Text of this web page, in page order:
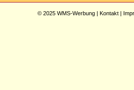
© 2025 WMS-Werbung | Kontakt |